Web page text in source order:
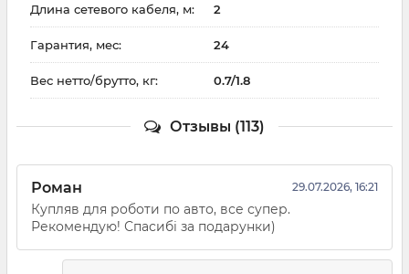
Длина сетевого кабеля, м: 2
Гарантия, мес: 24
Вес нетто/брутто, кг: 0.7/1.8
Отзывы (113)
Роман 29.07.2026, 16:21
Купляв для роботи по авто, все супер.
Рекомендую! Спасибі за подарунки)